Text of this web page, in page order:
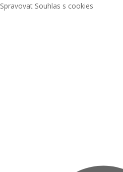
Spravovat Souhlas s cookies